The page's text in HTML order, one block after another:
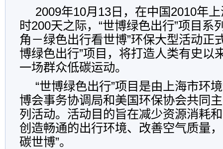
2009年10月13日，在中国2010年
时200天之际，“世博绿色出行”项目系
角－绿色出行看世博”环保大型活动正
博绿色出行”项目，将打造人类有史以
一场群众低碳运动。
“世博绿色出行”项目是由上海市环
博会事务协调局和美国环保协会共同
列活动。活动目的旨在减少资源消耗
创造畅通的出行环境、改善空气质量
碳世博”。